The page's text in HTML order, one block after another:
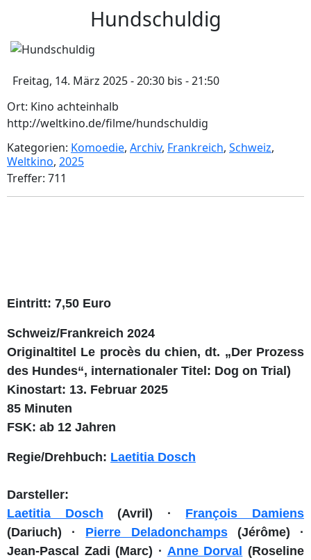
Hundschuldig
Freitag, 14. März 2025 - 20:30 bis - 21:50
Ort: Kino achteinhalb
http://weltkino.de/filme/hundschuldig
Kategorien: Komoedie, Archiv, Frankreich, Schweiz,
Weltkino, 2025
Treffer: 711
Eintritt: 7,50 Euro
Schweiz/Frankreich 2024
Originaltitel Le procès du chien, dt. „Der Prozess
des Hundes“, internationaler Titel: Dog on Trial)
Kinostart: 13. Februar 2025
85 Minuten
FSK: ab 12 Jahren
Regie/Drehbuch: Laetitia Dosch
Darsteller:
Laetitia Dosch (Avril) · François Damiens
(Dariuch) · Pierre Deladonchamps(Jérôme) ·
Jean-Pascal Zadi (Marc) · Anne Dorval (Roseline